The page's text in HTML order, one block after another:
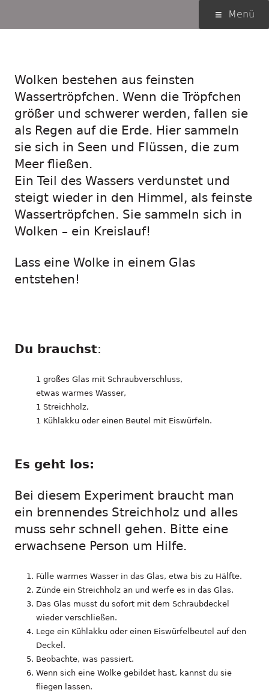
Menü
Menü
Wolken bestehen aus feinsten
Wassertröpfchen. Wenn die Tröpfchen
größer und schwerer werden, fallen sie
als Regen auf die Erde. Hier sammeln
sie sich in Seen und Flüssen, die zum
Meer fließen.
Ein Teil des Wassers verdunstet und
steigt wieder in den Himmel, als feinste
Wassertröpfchen. Sie sammeln sich in
Wolken – ein Kreislauf!
Lass eine Wolke in einem Glas
entstehen!
Du brauchst:
1 großes Glas mit Schraubverschluss,
etwas warmes Wasser,
1 Streichholz,
1 Kühlakku oder einen Beutel mit Eiswürfeln.
Es geht los:
Bei diesem Experiment braucht man
ein brennendes Streichholz und alles
muss sehr schnell gehen. Bitte eine
erwachsene Person um Hilfe.
Fülle warmes Wasser in das Glas, etwa bis zu Hälfte.
Zünde ein Streichholz an und werfe es in das Glas.
Das Glas musst du sofort mit dem Schraubdeckel
wieder verschließen.
Lege ein Kühlakku oder einen Eiswürfelbeutel auf den
Deckel.
Beobachte, was passiert.
Wenn sich eine Wolke gebildet hast, kannst du sie
fliegen lassen.